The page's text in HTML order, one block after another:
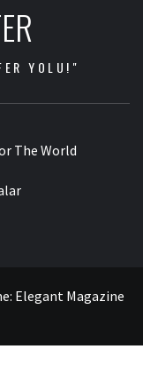
YOLU!"
The World
Elegant Magazine